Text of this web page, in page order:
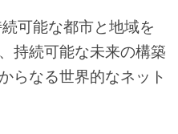
続可能な都市と地域を
持続可能な未来の構築
らなる世界的なネット